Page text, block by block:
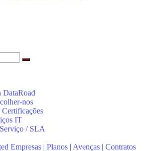
DataRoad
nos
Certificações
IT
/ SLA
Empresas | Planos | Avenças | Contratos